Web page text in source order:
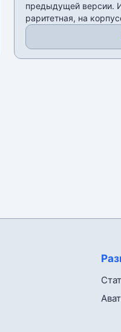
предыдущей версии.
раритетная, на